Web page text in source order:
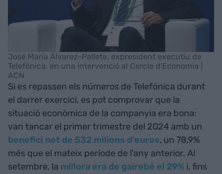
José María Álvarez-Pallete, expresident executiu de
Telefónica, en una intervenció al Cercle d'Economia |
ACN
Si es repassen els números de Telefónica durant
el darrer exercici, es pot comprovar que la
situació econòmica de la companyia era bona:
van tancar el primer trimestre del 2024 amb un
benefici net de 532 milions d'euros, un 78,9%
més que el mateix període de l'any anterior. Al
setembre, la millora era de gairebé el 29% i, fins